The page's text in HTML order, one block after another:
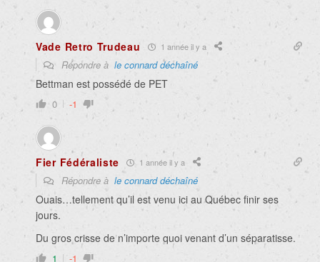
Vade Retro Trudeau 1 année il y a
Répondre à le connard déchaîné
Bettman est possédé de PET
0 -1
Fier Fédéraliste 1 année il y a
Répondre à le connard déchaîné
Ouais…tellement qu’il est venu ici au Québec finir ses
jours.
Du gros crisse de n’importe quoi venant d’un séparatisse.
1 -1